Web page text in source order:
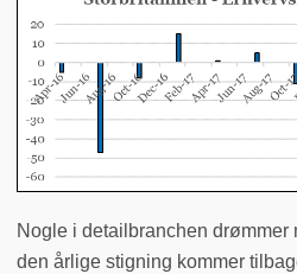
Nogle i detailbranchen drømmer
den årlige stigning kommer